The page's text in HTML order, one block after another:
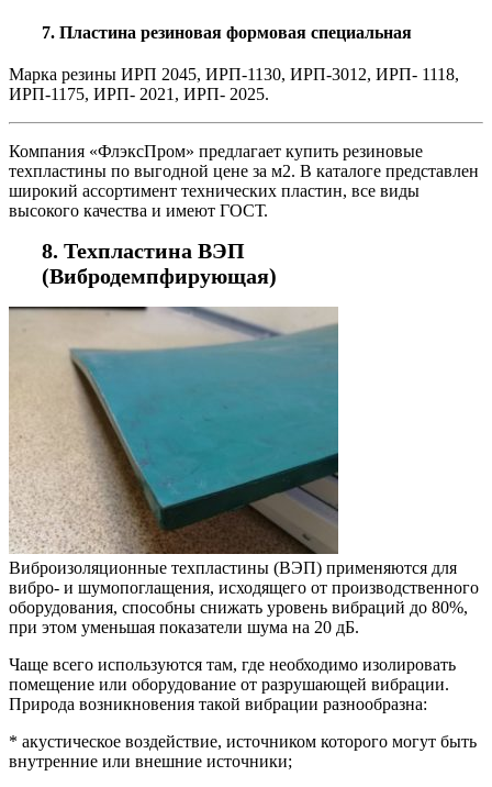
7. Пластина резиновая формовая специальная
Марка резины ИРП 2045, ИРП-1130, ИРП-3012, ИРП- 1118,
ИРП-1175, ИРП- 2021, ИРП- 2025.
Компания «ФлэксПром» предлагает купить резиновые
техпластины по выгодной цене за м2. В каталоге представлен
широкий ассортимент технических пластин, все виды
высокого качества и имеют ГОСТ.
8. Техпластина ВЭП
(Вибродемпфирующая)
Виброизоляционные техпластины (ВЭП) применяются для
вибро- и шумопоглащения, исходящего от производственного
оборудования, способны снижать уровень вибраций до 80%,
при этом уменьшая показатели шума на 20 дБ.
Чаще всего используются там, где необходимо изолировать
помещение или оборудование от разрушающей вибрации.
Природа возникновения такой вибрации разнообразна:
* акустическое воздействие, источником которого могут быть
внутренние или внешние источники;